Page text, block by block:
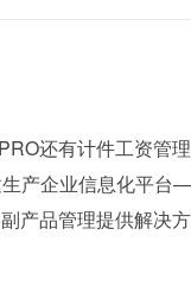
还有计件工资管
产企业信息化平
产品管理提供解决